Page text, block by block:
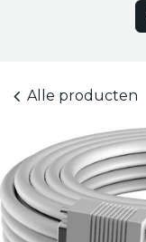
Alle producten